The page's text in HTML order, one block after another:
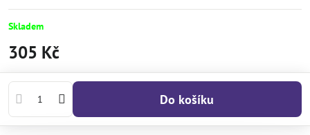
Skladem
305 Kč
Do košíku